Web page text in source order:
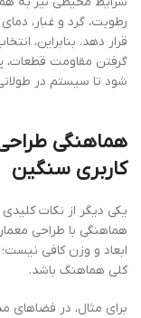
رطوبت، گرد و غبار،
قرار دهد. بنابراین،
گرفتن مقاومت قطعات،
شود تا سیستم در
هماهنگی
کاربری سنگین
یکی دیگر از نکات
هماهنگی با طراحی
ابعاد و وزن کافی
کلی هماهنگ باشد.
برای مثال، در فضاهای